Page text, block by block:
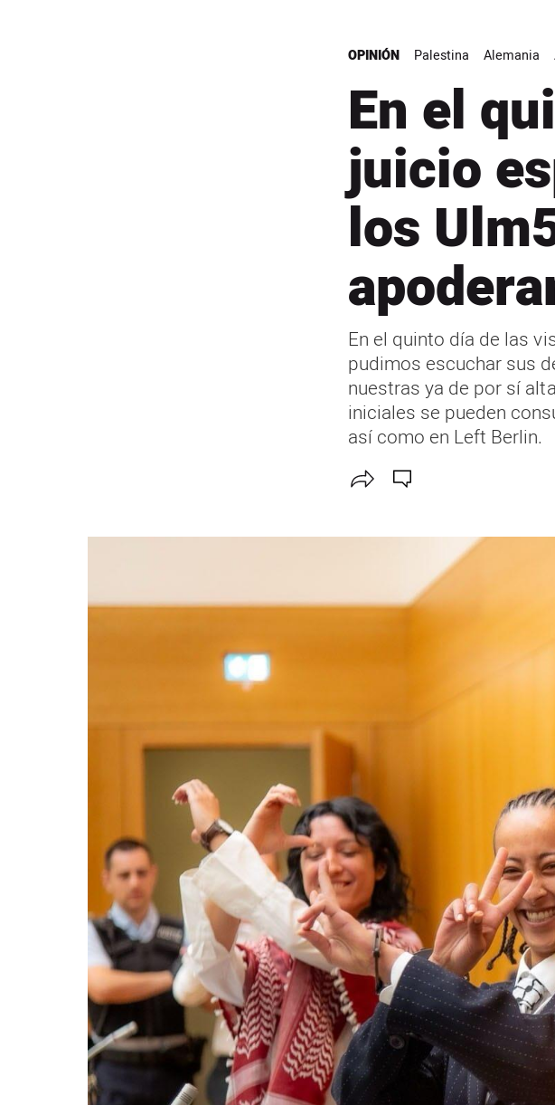
OPINIÓN Palestina Alemania
En el
juicio
los
En el quinto día de las
pudimos escuchar sus
nuestras ya de por sí
iniciales se pueden
así como en Left Berlin.